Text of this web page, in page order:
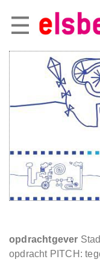
opdrachtgever
opdracht PITCH: